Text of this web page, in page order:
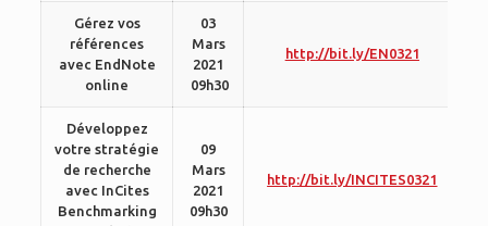
Gérez vos
références
avec EndNote
online
03
Mars
2021
09h30
http://bit.ly/EN0321
Développez
votre stratégie
de recherche
avec InCites
Benchmarking
09
Mars
2021
09h30
http://bit.ly/INCITES0321